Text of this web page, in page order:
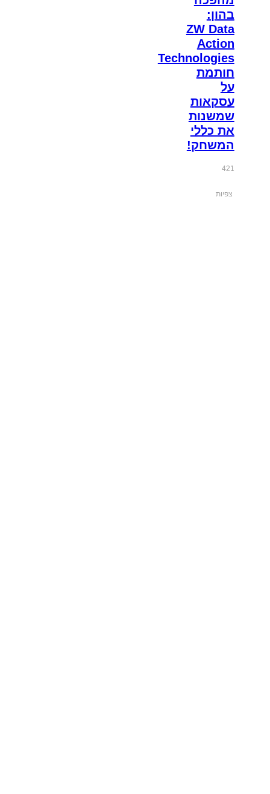
בהון:
ZW Data
Action
Technologies
חותמת
על
עסקאות
שמשנות
את כללי
המשחק!
421
צפיות